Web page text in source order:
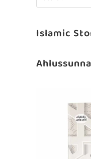
Islamic